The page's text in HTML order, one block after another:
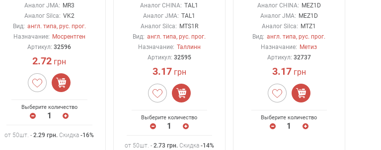
Аналог JMA: MR3
Аналог Silca: VK2
Вид: англ. типа, рус. прог.
Назначание: Мосрентген
Артикул:32596
2.72 грн
Выберите количество
от 50шт. -2.29 грн. Скидка-16%
Аналог CHINA: TAL1
Аналог JMA: TAL1
Аналог Silca: MTS1R
Вид: англ. типа, рус. прог.
Назначание: Таллинн
Артикул: 32595
3.17грн
Выберите количество
от 50шт. - 2.73 грн.Скидка -14%
Аналог CHINA: MEZ1D
Аналог JMA: MEZ1D
Аналог Silca: MTZ1
Вид: англ. типа, рус. прог.
Назначание: Метиз
Артикул: 32737
3.17грн
Выберите количество